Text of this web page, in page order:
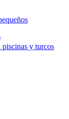
piscinas y turcos